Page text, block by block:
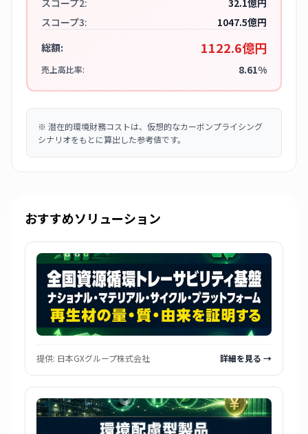
スコープ2:
32.1億円
スコープ3:
1047.5億円
総額:
1122.6億円
売上高比率: 8.61%
※ 潜在的環境財務コストは、仮想的なカーボンプライシング
シナリオをもとに算出した参考値です。
おすすめソリューション
提供: 日本GXグループ株式会社 詳細を見る →